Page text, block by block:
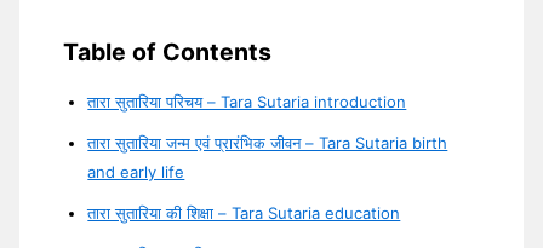
Table of Contents
तारा सुतारिया परिचय – Tara Sutaria introduction
तारा सुतारिया जन्म एवं प्रारंभिक जीवन – Tara Sutaria birth
and early life
तारा सुतारिया की शिक्षा – Tara Sutaria education